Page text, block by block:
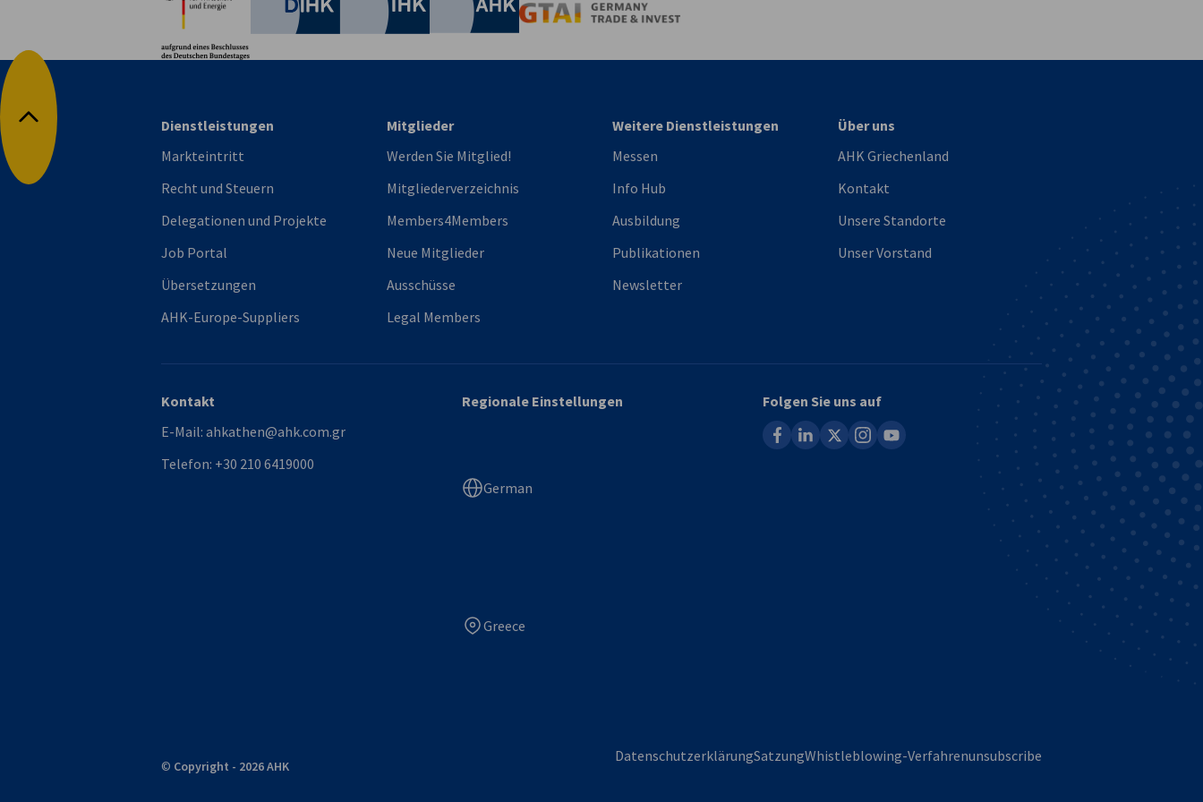
Nach oben
Dienstleistungen
Markteintritt
Recht und Steuern
Delegationen und Projekte
Job Portal
Übersetzungen
AHK-Europe-Suppliers
Mitglieder
Werden Sie Mitglied!
Mitgliederverzeichnis
Members4Members
Neue Mitglieder
Ausschüsse
Legal Members
Weitere Dienstleistungen
Messen
Info Hub
Ausbildung
Publikationen
Newsletter
Über uns
AHK Griechenland
Kontakt
Unsere Standorte
Unser Vorstand
Kontakt
E-Mail: ahkathen@ahk.com.gr
Telefon: +30 210 6419000
Regionale Einstellungen
German
Greece
Folgen Sie uns auf
facebooklinkedin instagram
youtube
DatenschutzerklärungSatzungWhistleblowing-Verfahrenunsubscribe
© Copyright - 2026 AHK